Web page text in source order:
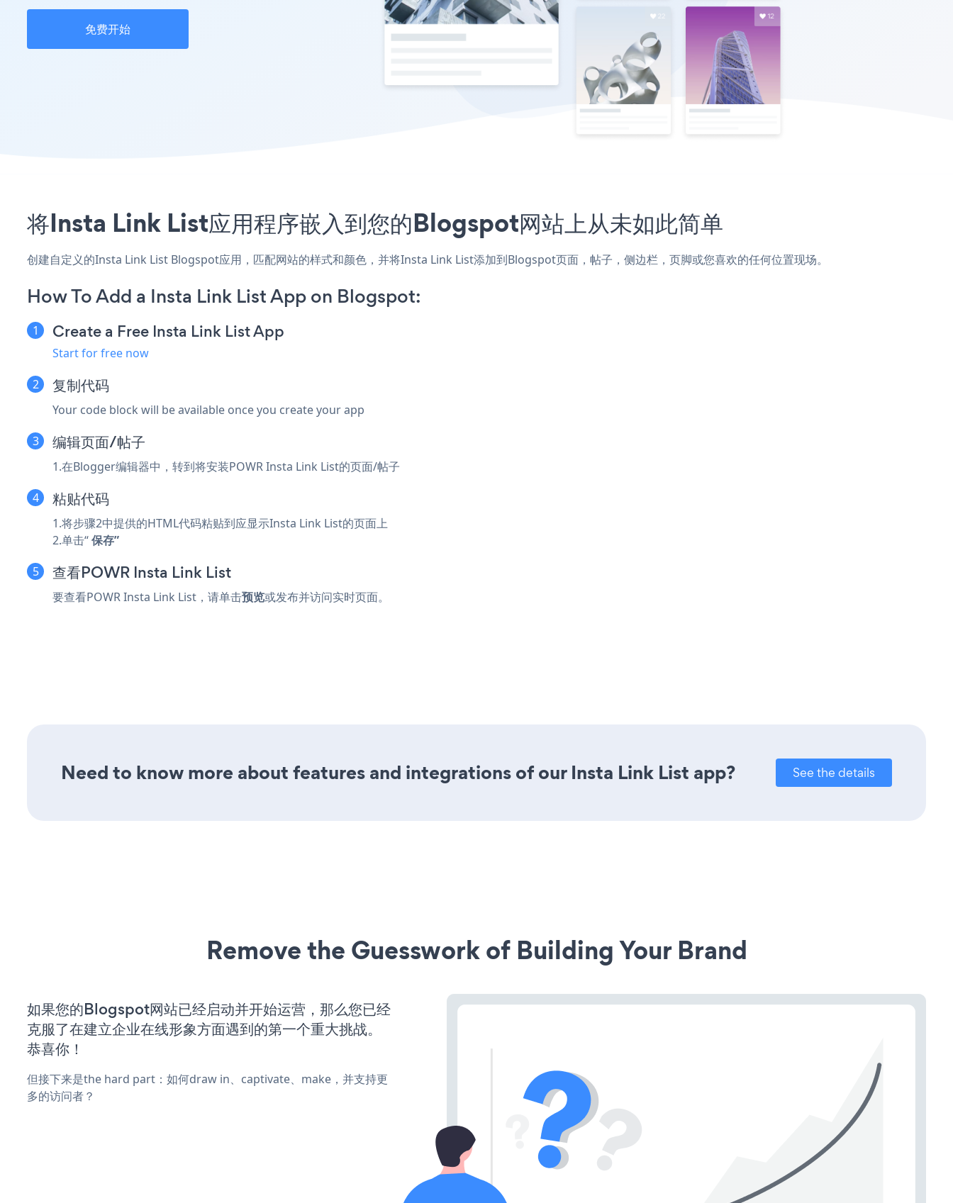
免费开始
将Insta Link List应用程序嵌入到您的Blogspot网站上从未如此简单
创建自定义的Insta Link List Blogspot应用，匹配网站的样式和颜色，并将Insta Link List添加到Blogspot页面，帖子，侧边栏，页脚或您喜欢的任何位置现场。
How To Add a Insta Link List App on Blogspot:
Create a Free Insta Link List App
Start for free now
复制代码
Your code block will be available once you create your app
编辑页面/帖子
1.在Blogger编辑器中，转到将安装POWR Insta Link List的页面/帖子
粘贴代码
1.将步骤2中提供的HTML代码粘贴到应显示Insta Link List的页面上
2.单击“保存”
查看POWR Insta Link List
要查看POWR Insta Link List，请单击预览或发布并访问实时页面。
Need to know more about features and integrations of our Insta Link List app? See the details
Remove the Guesswork of Building Your Brand
如果您的Blogspot网站已经启动并开始运营，那么您已经
克服了在建立企业在线形象方面遇到的第一个重大挑战。
恭喜你！
但接下来是the hard part：如何draw in、captivate、make，并支持更
多的访问者？